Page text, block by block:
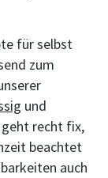
für selbst
zum
und
recht fix,
beachtet
auch